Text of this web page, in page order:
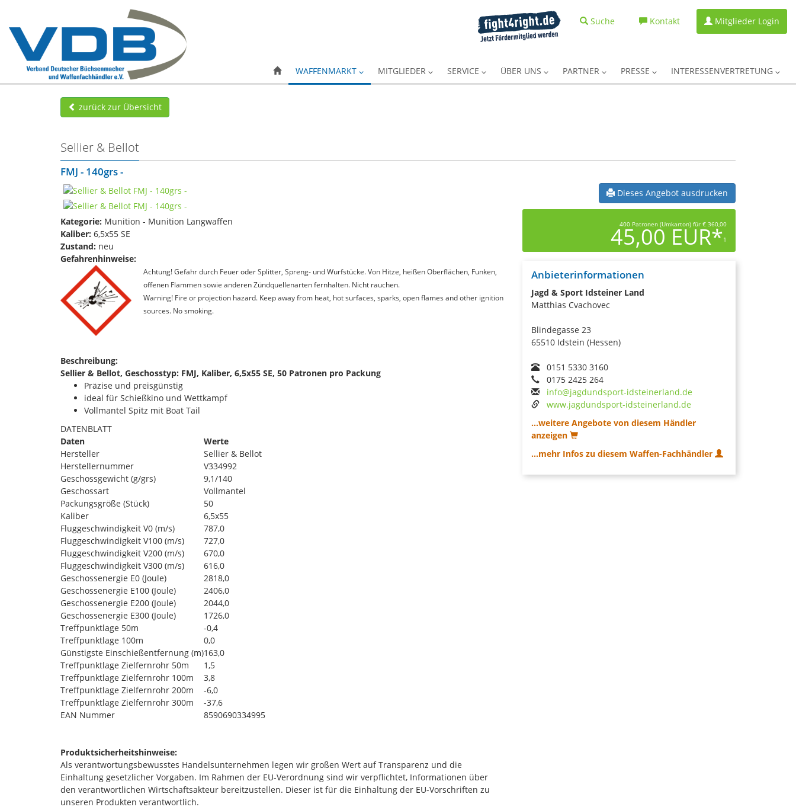
Suche Kontakt Mitglieder Login
WAFFENMARKT MITGLIEDER SERVICE ÜBER UNS PARTNER PRESSE INTERESSENVERTRETUNG
zurück zur Übersicht
Sellier & Bellot
FMJ - 140grs -
Kategorie: Munition - Munition Langwaffen
Kaliber: 6,5x55 SE
Zustand: neu
Gefahrenhinweise:
Achtung! Gefahr durch Feuer oder Splitter, Spreng- und Wurfstücke. Von Hitze, heißen Oberflächen, Funken,
offenen Flammen sowie anderen Zündquellenarten fernhalten. Nicht rauchen.
Warning! Fire or projection hazard. Keep away from heat, hot surfaces, sparks, open flames and other ignition
sources. No smoking.
Beschreibung:
Sellier & Bellot, Geschosstyp: FMJ, Kaliber, 6,5x55 SE, 50 Patronen pro Packung
Präzise und preisgünstig
ideal für Schießkino und Wettkampf
Vollmantel Spitz mit Boat Tail
DATENBLATT
Daten
Werte
Hersteller
Sellier & Bellot
Herstellernummer
V334992
Geschossgewicht (g/grs)
9,1/140
Geschossart
Vollmantel
Packungsgröße (Stück)
50
Kaliber
6,5x55
Fluggeschwindigkeit V0 (m/s)
787,0
Fluggeschwindigkeit V100 (m/s)
727,0
Fluggeschwindigkeit V200 (m/s)
670,0
Fluggeschwindigkeit V300 (m/s)
616,0
Geschossenergie E0 (Joule)
2818,0
Geschossenergie E100 (Joule)
2406,0
Geschossenergie E200 (Joule)
2044,0
Geschossenergie E300 (Joule)
1726,0
Treffpunktlage 50m
-0,4
Treffpunktlage 100m
0,0
Günstigste Einschießentfernung (m)163,0
Treffpunktlage Zielfernrohr 50m
1,5
Treffpunktlage Zielfernrohr 100m
3,8
Treffpunktlage Zielfernrohr 200m
-6,0
Treffpunktlage Zielfernrohr 300m
-37,6
EAN Nummer
8590690334995
Produktsicherheitshinweise:
Als verantwortungsbewusstes Handelsunternehmen legen wir großen Wert auf Transparenz und die
Einhaltung gesetzlicher Vorgaben. Im Rahmen der EU-Verordnung sind wir verpflichtet, Informationen über
den verantwortlichen Wirtschaftsakteur bereitzustellen. Dieser ist für die Einhaltung der EU-Vorschriften zu
unseren Produkten verantwortlich.
Dieses Angebot ausdrucken
400 Patronen (Umkarton) für € 360,00
45,00 EUR*1
Anbieterinformationen
Jagd & Sport Idsteiner Land
Matthias Cvachovec
Blindegasse 23
65510 Idstein (Hessen)
0151 5330 3160
0175 2425 264
info@jagdundsport-idsteinerland.de
www.jagdundsport-idsteinerland.de
...weitere Angebote von diesem Händler
anzeigen
...mehr Infos zu diesem Waffen-Fachhändler